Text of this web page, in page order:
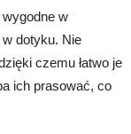
w
dotyku. Nie
czemu łatwo je
ich prasować, co